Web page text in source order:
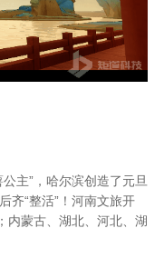
公主”，哈尔滨创造了元旦
齐“整活”！河南文旅开
内蒙古、湖北、河北、湖